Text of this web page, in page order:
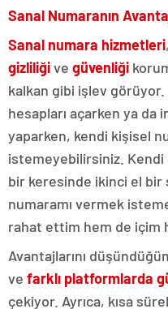
Sanal Numaranın
Sanal numara hizmetleri
gizliliğive güvenliği
kalkan gibi işlev
hesapları açarken ya da
yaparken, kendi kişisel
istemeyebilirsiniz.
bir keresinde ikinci el bir
numaramı vermek
rahat ettim hem de içim
Avantajlarını
ve farklı platformlarda
çekiyor. Ayrıca, kısa